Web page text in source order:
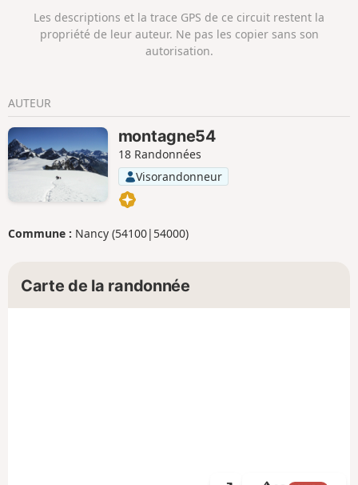
di Lod.
Les descriptions et la trace GPS de ce circuit restent la
propriété de leur auteur. Ne pas les copier sans son
autorisation.
AUTEUR
montagne54
18 Randonnées
Visorandonneur
Commune : Nancy (54100|54000)
Carte de la randonnée